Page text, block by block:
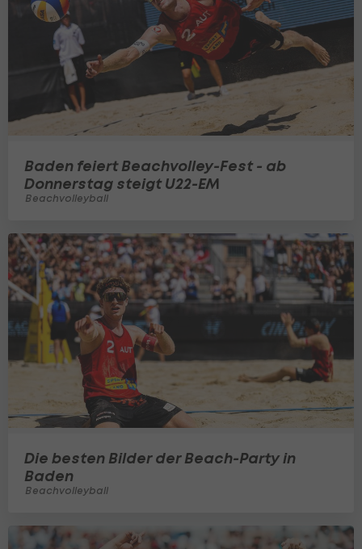
Baden feiert Beachvolley-Fest - ab
Donnerstag steigt U22-EM
Beachvolleyball
Die besten Bilder der Beach-Party in
Baden
Beachvolleyball